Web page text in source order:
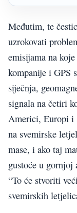
Međutim, te
uzrokovati
emisijama na
kompanije i GPS
siječnja,
signala na četiri
Americi, Europi i
na svemirske
mase, i ako taj
gustoće u gornjoj
“To će stvoriti
svemirskih